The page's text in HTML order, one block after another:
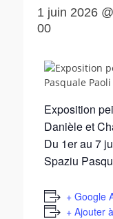
1 juin 2026
00
Exposition
Danièle et
Du 1er au 7
Spaziu
+ Google
+ Ajouter